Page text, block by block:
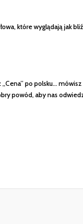
które wyglądają jak
„Cena” po polsku…
powód, aby nas